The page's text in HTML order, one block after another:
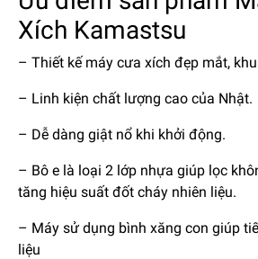
Xích Kamastsu
– Thiết kế máy cưa xích đẹp mắt,
– Linh kiện chất lượng cao của Nhật.
– Dễ dàng giật nổ khi khởi động.
– Bô e là loại 2 lớp nhựa giúp lọc
tăng hiệu suất đốt cháy nhiên liệu.
– Máy sử dụng bình xăng con giúp
liệu